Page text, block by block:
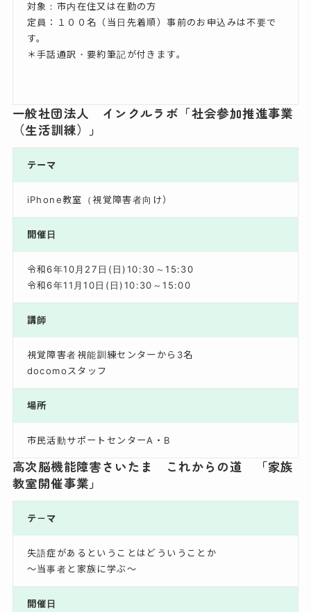
対象：市内在住又は在勤の方
定員：１００名（当日先着順）事前のお申込みは不要で
す。
＊手話通訳・要約筆記が付きます。
一般社団法人 インクルラボ「社会参加推進事業
（生活訓練）」
テーマ
iPhone教室（視覚障害者向け）
開催日
令和6年10月27日(日)10:30～15:30
令和6年11月10日(日)10:30～15:00
講師
視覚障害者視能訓練センターから3名
docomoスタッフ
場所
市民活動サポートセンターA・B
高次脳機能障害さいたま これからの道 「家族
教室開催事業」
テ－マ
失語症があるということはどういうことか
～当事者と家族に学ぶ～
開催日